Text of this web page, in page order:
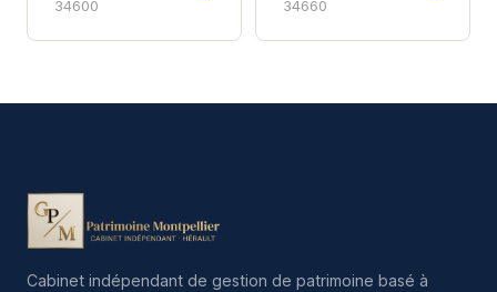
34600 34660
Cabinet indépendant de gestion de patrimoine basé à